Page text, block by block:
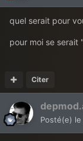
quel serait pour
pour moi se serait
Citer
Posté(e)